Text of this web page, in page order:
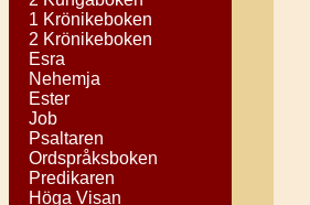
1 Krönikeboken
2 Krönikeboken
Esra
Nehemja
Ester
Job
Psaltaren
Ordspråksboken
Predikaren
Höga Visan